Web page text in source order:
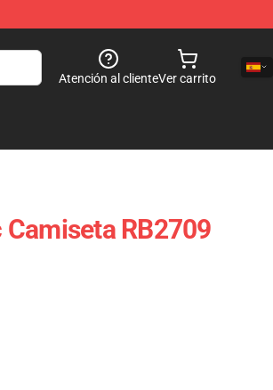
Atención al clienteVer carrito
Camiseta RB2709